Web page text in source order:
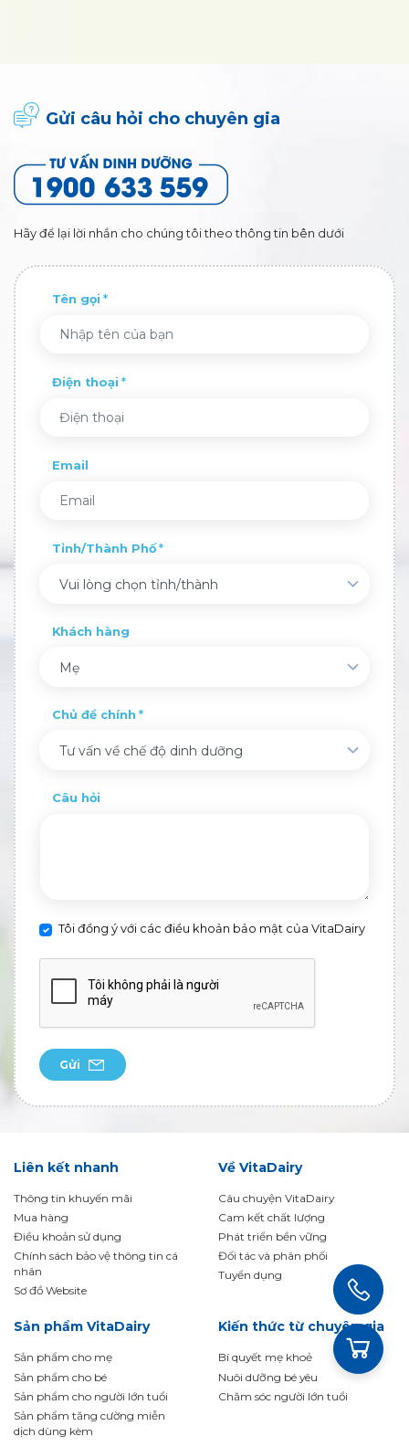
Gửi câu hỏi cho chuyên gia
Hãy để lại lời nhắn cho chúng tôi theo thông tin bên dưới
Tên gọi
Điện thoại
Email
Tỉnh/Thành Phố
Vui lòng chọn tỉnh/thành
Khách hàng
Mẹ
Chủ đề chính
Tư vấn về chế độ dinh dưỡng
Câu hỏi
Tôi đồng ý với các điều khoản bảo mật của VitaDairy
Gửi
Liên kết nhanh
Thông tin khuyến mãi
Mua hàng
Điều khoản sử dụng
Chính sách bảo vệ thông tin cá
nhân
Sơ đồ Website
Về VitaDairy
Câu chuyện VitaDairy
Cam kết chất lượng
Phát triển bền vững
Đối tác và phân phối
Tuyển dụng
Sản phẩm VitaDairy
Sản phẩm cho mẹ
Sản phẩm cho bé
Sản phẩm cho người lớn tuổi
Sản phẩm tăng cường miễn
dịch dùng kèm
Kiến thức từ chuyên gia
Bí quyết mẹ khoẻ
Nuôi dưỡng bé yêu
Chăm sóc người lớn tuổi